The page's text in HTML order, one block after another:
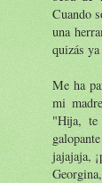
Cuando
una
quizás
Me ha
mi
"Hija,
jajajaja,